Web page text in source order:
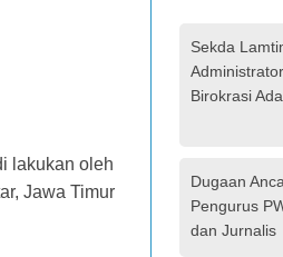
lakukan oleh
Jawa Timur
Sekda
Birokrasi
Dugaan
Pengurus
dan Jurnalis